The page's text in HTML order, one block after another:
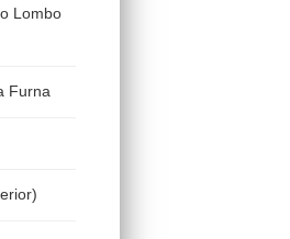
Lombo
Furna